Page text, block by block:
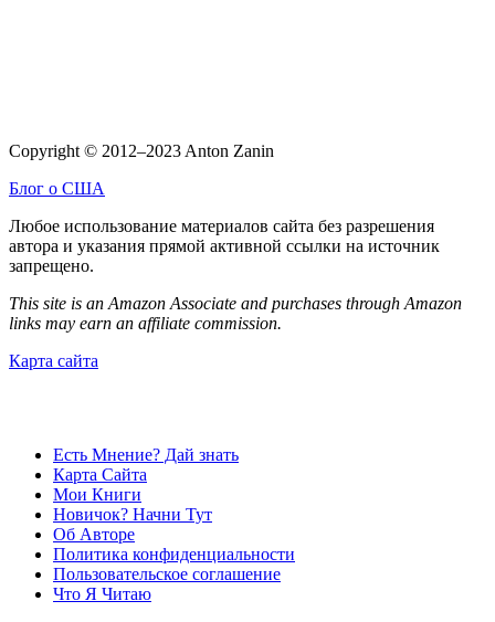
Copyright © 2012–2023 Anton Zanin
Блог о США
Любое использование материалов сайта без разрешения
автора и указания прямой активной ссылки на источник
запрещено.
This site is an Amazon Associate and purchases through Amazon
links may earn an affiliate commission.
Карта сайта
Есть Мнение? Дай знать
Карта Сайта
Мои Книги
Новичок? Начни Тут
Об Авторе
Политика конфиденциальности
Пользовательское соглашение
Что Я Читаю